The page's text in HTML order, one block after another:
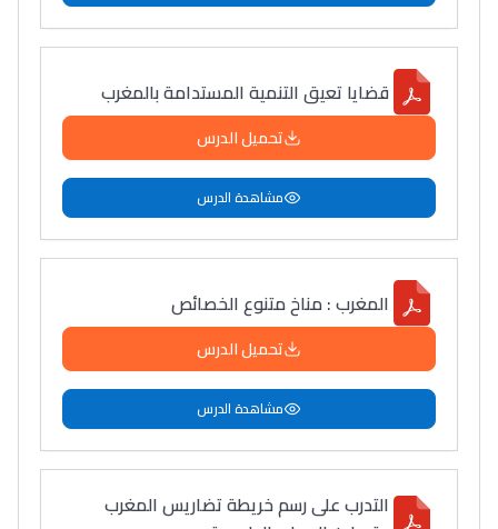
قضايا تعيق التنمية المستدامة بالمغرب
تحميل الدرس
مشاهدة الدرس
المغرب : مناخ متنوع الخصائص
تحميل الدرس
مشاهدة الدرس
التدرب على رسم خريطة تضاريس المغرب